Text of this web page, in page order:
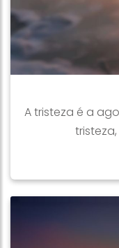
A tristeza é a